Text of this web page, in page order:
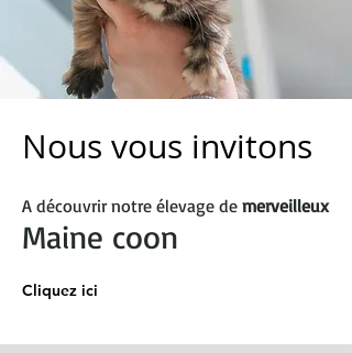
Nous vous invitons
A découvrir notre élevage de merveilleux
Maine coon
Cliquez ici